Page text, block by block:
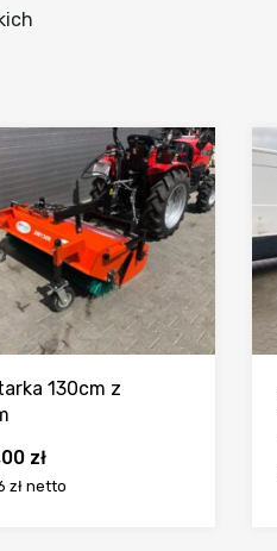
130cm z
zł
złnetto